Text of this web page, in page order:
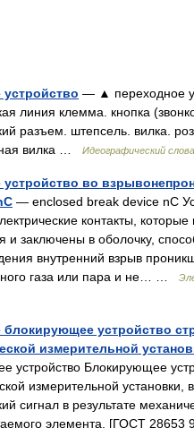
устройство — ▲ переходное
линия клемма. кнопка
разъем. штепсель. вилка.
вилка …
Идеографический
устройство во
— enclosed break device nC
контакты, которые
и заключены в оболочку,
внутренний взрыв
газа или пара и не… …
блокирующее устройство
измерительной
устройство Блокирующее
измерительной
сигнал в результате
элемента. [ГОСТ 28653